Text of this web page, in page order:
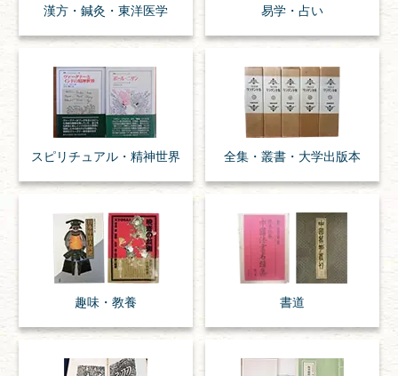
漢方・ 鍼灸・ 東洋医学 易学・ 占い
スピリチュアル・ 精神世界 全集・ 叢書・ 大学出版本
趣味・ 教養 書道